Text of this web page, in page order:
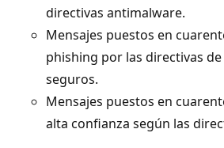
directivas antimalware.
Mensajes puestos en
phishing por las directivas
seguros.
Mensajes puestos en
alta confianza según las